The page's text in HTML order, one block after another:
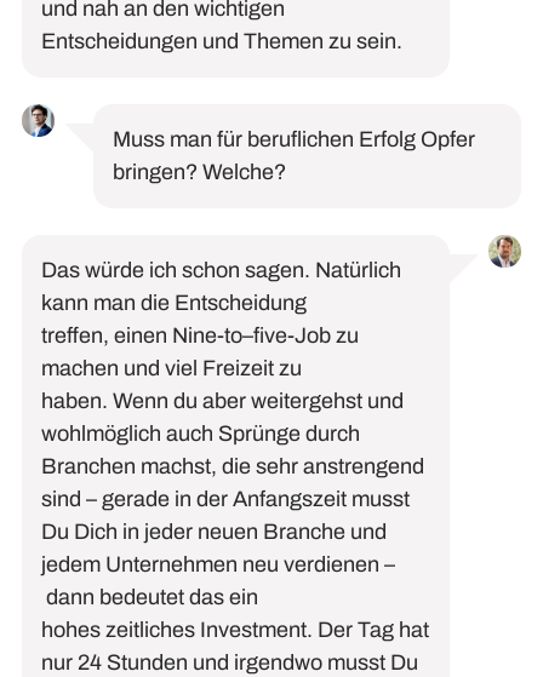
und nah an den wichtigen
Entscheidungen und Themen zu sein.
Muss man für beruflichen Erfolg Opfer
bringen? Welche?
Das würde ich schon sagen. Natürlich
kann man die Entscheidung
treffen, einen Nine-to–five-Job zu
machen und viel Freizeit zu
haben. Wenn du aber weitergehst und
wohlmöglich auch Sprünge durch
Branchen machst, die sehr anstrengend
sind – gerade in der Anfangszeit musst
Du Dich in jeder neuen Branche und
jedem Unternehmen neu verdienen –
dann bedeutet das ein
hohes zeitliches Investment. Der Tag hat
nur 24 Stunden und irgendwo musst Du